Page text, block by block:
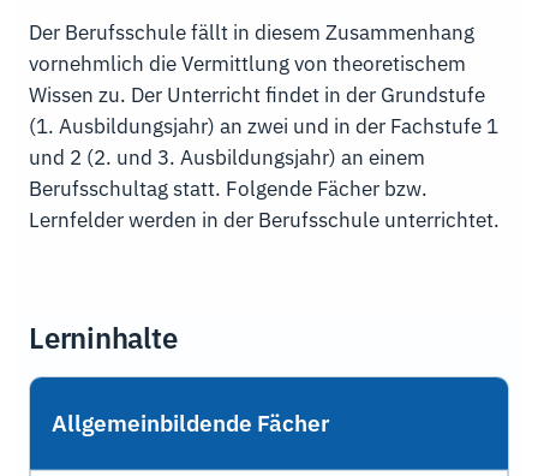
Der Berufsschule fällt in diesem Zusammenhang
vornehmlich die Vermittlung von theoretischem
Wissen zu. Der Unterricht findet in der Grundstufe
(1. Ausbildungsjahr) an zwei und in der Fachstufe 1
und 2 (2. und 3. Ausbildungsjahr) an einem
Berufsschultag statt. Folgende Fächer bzw.
Lernfelder werden in der Berufsschule unterrichtet.
Lerninhalte
Allgemeinbildende Fächer